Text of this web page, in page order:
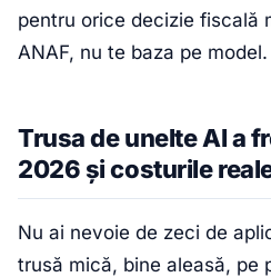
pentru orice decizie fiscală
ANAF, nu te baza pe model.
Trusa de unelte AI a
2026 și costurile
Nu ai nevoie de zeci de
trusă mică, bine aleasă, pe